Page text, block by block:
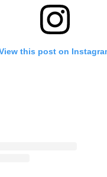
this post on